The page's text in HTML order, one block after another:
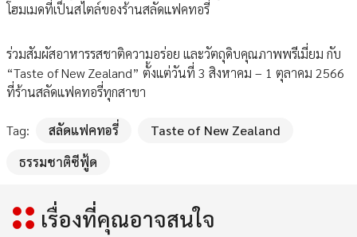
โฮมเมดที่เป็นสไตล์ของร้านสลัดแฟคทอรี่
ร่วมสัมผัสอาหารรสชาติความอร่อย และวัตถุดิบคุณภาพพรีเมี่ยม กับ
“Taste of New Zealand” ตั้งแต่วันที่ 3 สิงหาคม – 1 ตุลาคม 2566
ที่ร้านสลัดแฟคทอรี่ทุกสาขา
Tag: สลัดแฟคทอรี่
Taste of New Zealand
ธรรมชาติซีฟู้ด
เรื่องที่คุณอาจสนใจ